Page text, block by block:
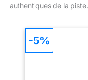
authentiques de la piste.
-5%